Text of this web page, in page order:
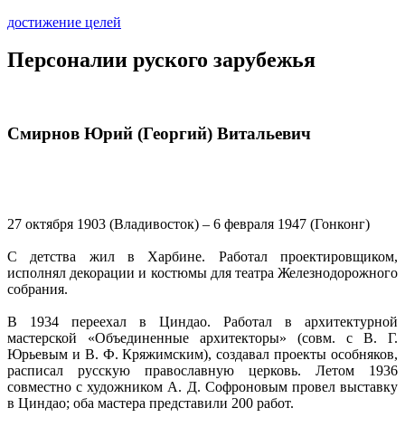
достижение целей
Персоналии руского зарубежья
Смирнов Юрий (Георгий) Витальевич
27 октября 1903 (Владивосток) – 6 февраля 1947 (Гонконг)
С детства жил в Харбине. Работал проектировщиком,
исполнял декорации и костюмы для театра Железнодорожного
собрания.
В 1934 переехал в Циндао. Работал в архитектурной
мастерской «Объединенные архитекторы» (совм. с В. Г.
Юрьевым и В. Ф. Кряжимским), создавал проекты особняков,
расписал русскую православную церковь. Летом 1936
совместно с художником А. Д. Софроновым провел выставку
в Циндао; оба мастера представили 200 работ.